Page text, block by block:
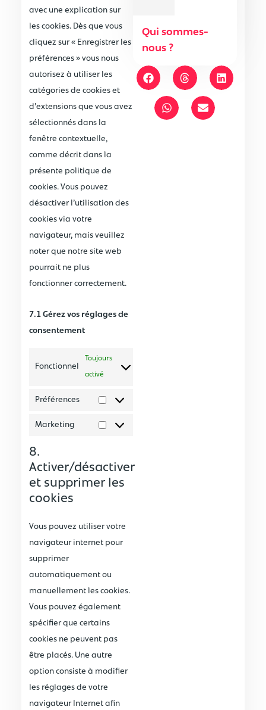
avec une explication sur
les cookies. Dès que vous
cliquez sur « Enregistrer les
préférences » vous nous
autorisez à utiliser les
catégories de cookies et
d’extensions que vous avez
sélectionnés dans la
fenêtre contextuelle,
comme décrit dans la
présente politique de
cookies. Vous pouvez
désactiver l’utilisation des
cookies via votre
navigateur, mais veuillez
noter que notre site web
pourrait ne plus
fonctionner correctement.
7.1 Gérez vos réglages de
consentement
Fonctionnel
Toujours
activé
Préférences
Marketing
8.
Activer/désactiver
et supprimer les
cookies
Vous pouvez utiliser votre
navigateur internet pour
supprimer
automatiquement ou
manuellement les cookies.
Vous pouvez également
spécifier que certains
cookies ne peuvent pas
être placés. Une autre
option consiste à modifier
les réglages de votre
navigateur Internet afin
Qui sommes-
nous ?